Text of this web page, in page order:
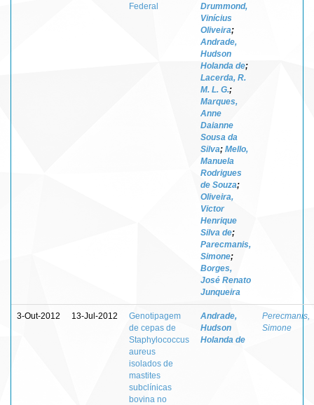
Federal
Drummond,
Vinícius
Oliveira;
Andrade,
Hudson
Holanda de;
Lacerda, R.
M. L. G.;
Marques,
Anne
Daianne
Sousa da
Silva; Mello,
Manuela
Rodrigues
de Souza;
Oliveira,
Victor
Henrique
Silva de;
Parecmanis,
Simone;
Borges,
José Renato
Junqueira
3-Out-2012 13-Jul-2012
Genotipagem
de cepas de
Staphylococcus
aureus
isolados de
mastites
subclínicas
bovina no
Andrade,
Hudson
Holanda de
Perecmanis,
Simone